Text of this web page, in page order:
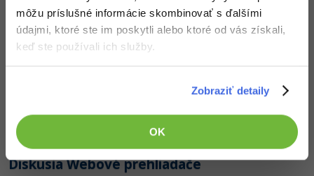
môžu príslušné informácie skombinovať s ďalšími
údajmi, ktoré ste im poskytli alebo ktoré od vás získali,
keď ste používali ich služby.
Zobraziť detaily
OK
Diskusia Microsoft Office a kancelárske
aplikácie
Diskusia Webové prehliadače